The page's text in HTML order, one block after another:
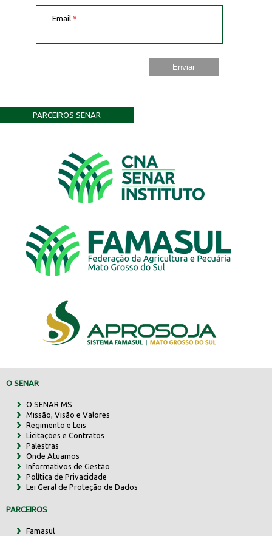
Email *
PARCEIROS SENAR
O SENAR
O SENAR MS
Missão, Visão e Valores
Regimento e Leis
Licitações e Contratos
Palestras
Onde Atuamos
Informativos de Gestão
Política de Privacidade
Lei Geral de Proteção de Dados
PARCEIROS
Famasul